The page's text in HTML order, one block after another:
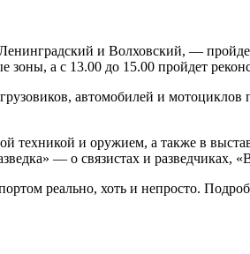
и Волховский, —
зоны, а с 13.00 до 15.00 пройдет
автомобилей и
техникой и оружием, а также в
— о связистах и разведчиках,
реально, хоть и непросто.